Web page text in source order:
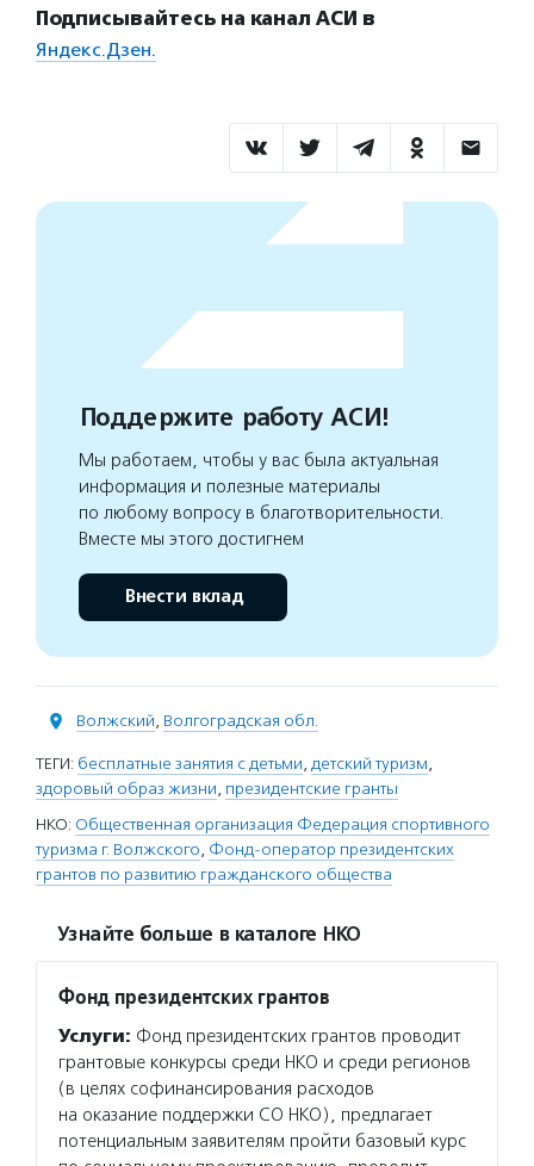
Подписывайтесь на канал АСИ в
Яндекс.Дзен.
Поддержите работу АСИ!
Мы работаем, чтобы у вас была актуальная
информация и полезные материалы
по любому вопросу в благотворительности.
Вместе мы этого достигнем
Внести вклад
Волжский, Волгоградская обл.
ТЕГИ: бесплатные занятия с детьми, детский туризм,
здоровый образ жизни, президентские гранты
НКО: Общественная организация Федерация спортивного
туризма г. Волжского, Фонд-оператор президентских
грантов по развитию гражданского общества
Узнайте больше в каталоге НКО
Фонд президентских грантов
Услуги: Фонд президентских грантов проводит
грантовые конкурсы среди НКО и среди регионов
(в целях софинансирования расходов
на оказание поддержки СО НКО), предлагает
потенциальным заявителям пройти базовый курс